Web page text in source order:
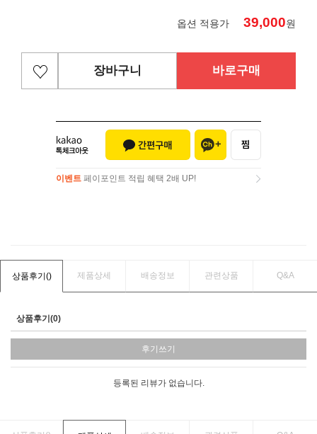
옵션 적용가 39,000원
장바구니 바로구매
이벤트 페이포인트 적립 혜택 2배 UP!
상품후기() 제품상세 배송정보 관련상품 Q&A
상품후기(0)
후기쓰기
등록된 리뷰가 없습니다.